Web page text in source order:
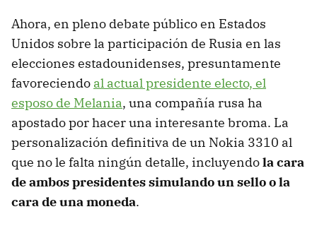
Ahora, en pleno debate público en Estados
Unidos sobre la participación de Rusia en las
elecciones estadounidenses, presuntamente
favoreciendo al actual presidente electo, el
esposo de Melania, una compañía rusa ha
apostado por hacer una interesante broma. La
personalización definitiva de un Nokia 3310 al
que no le falta ningún detalle, incluyendola cara
de ambos presidentes simulando un sello o la
cara de una moneda.